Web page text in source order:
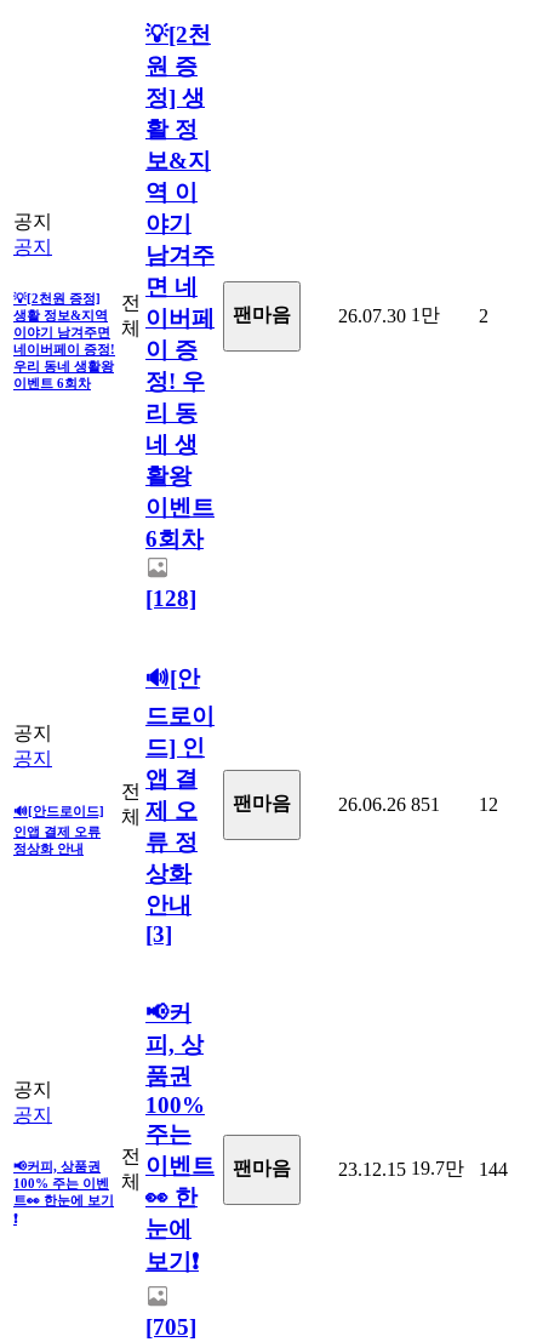
공지
공지
💡[2천원 증정]
생활 정보&지역
이야기 남겨주면
네이버페이 증정!
우리 동네 생활왕
이벤트 6회차
전
체
💡[2천
원 증
정] 생
활 정
보&지
역 이
야기
남겨주
면 네
이버페
이 증
정! 우
리 동
네 생
활왕
이벤트
6회차
[128]
팬마음ㅤ 26.07.30 1만 2
공지
공지
🔊[안드로이드]
인앱 결제 오류
정상화 안내
전
체
🔊[안
드로이
드] 인
앱 결
제 오
류 정
상화
안내
[3]
팬마음ㅤ 26.06.26 851 12
공지
공지
📢커피, 상품권
100% 주는 이벤
트👀 한눈에 보기
❗
전
체
📢커
피, 상
품권
100%
주는
이벤트
👀 한
눈에
보기❗
[705]
팬마음 23.12.15 19.7만 144